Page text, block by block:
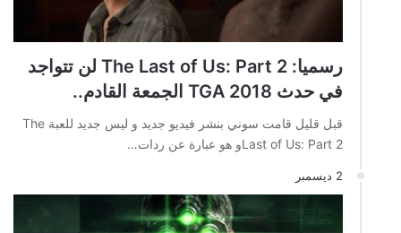
رسميا: The Last of Us: Part 2 لن تتواجد
في حدث TGA 2018 الجمعة القادم..
قبل قليل قامت سوني بنشر فيديو جديد و ليس جديد للعبة The
Last of Us: Part 2و هو عبارة عن ردات…
2 ديسمبر